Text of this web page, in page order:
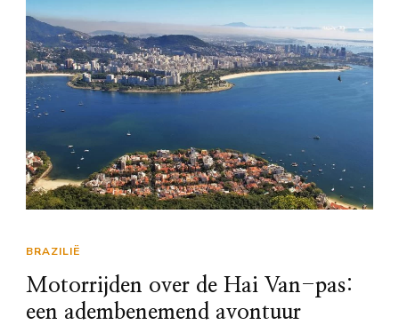
BRAZILIË
Motorrijden over de Hai Van-pas:
een adembenemend avontuur